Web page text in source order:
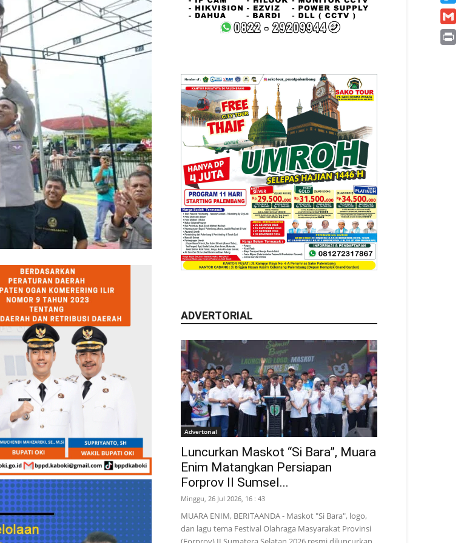
ADVERTORIAL
Advertorial
Luncurkan Maskot “Si Bara”, Muara
Enim Matangkan Persiapan
Forprov II Sumsel...
Minggu, 26 Jul 2026, 16 : 43
MUARA ENIM, BERITAANDA - Maskot "Si Bara", logo,
dan lagu tema Festival Olahraga Masyarakat Provinsi